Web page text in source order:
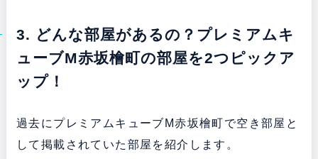
3. どんな部屋があるの？プレミアムキ
ューブM赤坂檜町の部屋を2つピックア
ップ！
過去にプレミアムキューブM赤坂檜町で空き部屋と
して掲載されていた部屋を紹介します。